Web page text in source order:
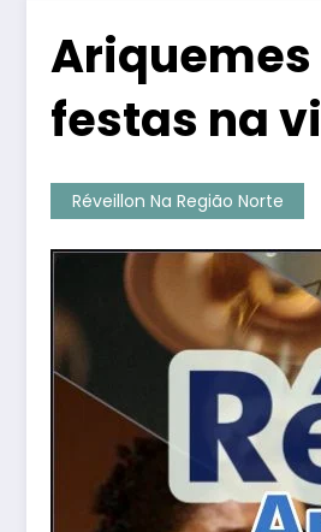
Ariquemes
festas na
Réveillon Na Região Norte